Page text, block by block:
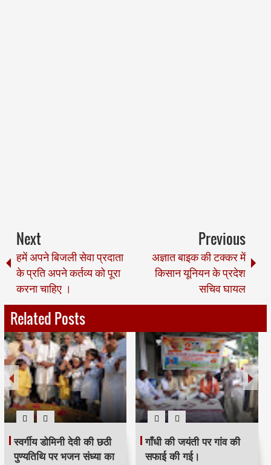
Next
हमें अपने बिजली सेवा प्रदाता
के प्रति अपने कर्तव्य को पूरा
करना चाहिए ।
Previous
अज्ञात बाइक की टक्कर में
किसान यूनियन के प्रदेश
सचिव घायल
Related Posts
स्वर्गीय डोमिनी देवी की छठी
पुण्यतिथि पर भजन संध्या का
गाँधी की जयंती पर गांव की
सफाई की गई।